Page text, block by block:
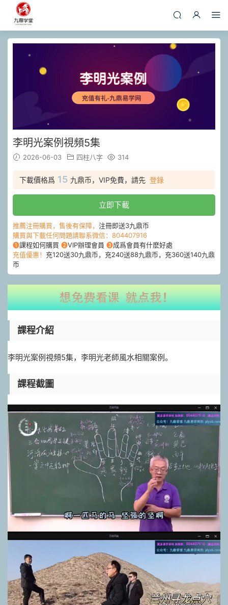
李明光案例視頻5集
2026-06-03 四柱八字 314
下載價格爲 15 九鼎币，VIP免費，請先 登錄
立即下載
推薦注冊購買，售後有保障， 注冊即送3九鼎币
購買與下載任何問題請聯系微信：804407916
❶課程如何購買 ❷VIP辦理會員 ❸成爲會員有什麽好處
充值優惠！ 充120送30九鼎币，充240送88九鼎币，充360送140九鼎
币
課程介紹
李明光案例視頻5集，李明光老師風水相關案例。
課程截圖